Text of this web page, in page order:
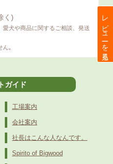
レビューを見る
く)
犬や商品に関するご相談、発送
ん｡
ガイド
工場案内
会社案内
社長はこんな人なんです。
Spirito of Bigwood